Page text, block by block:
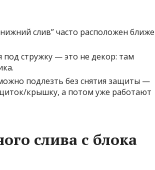
слив” часто расположен ближе
под стружку — это не декор: там
подлезть без снятия защиты —
крышку, а потом уже работают
слива с блока